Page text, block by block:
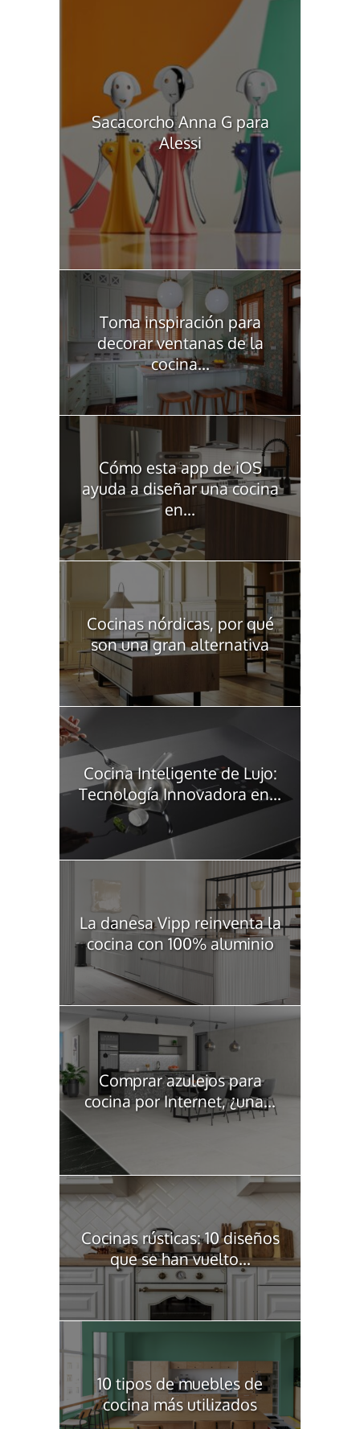
Sacacorcho Anna G para
Alessi
Toma inspiración para
decorar ventanas de la
cocina...
Cómo esta app de iOS
ayuda a diseñar una cocina
en...
Cocinas nórdicas, por qué
son una gran alternativa
Cocina Inteligente de Lujo:
Tecnología Innovadora en...
La danesa Vipp reinventa la
cocina con 100% aluminio
Comprar azulejos para
cocina por Internet, ¿una...
Cocinas rústicas: 10 diseños
que se han vuelto...
10 tipos de muebles de
cocina más utilizados